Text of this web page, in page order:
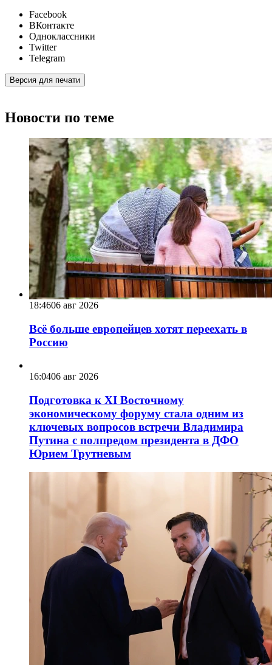
Facebook
ВКонтакте
Одноклассники
Twitter
Telegram
Версия для печати
Новости по теме
18:4606 авг 2026
Всё больше европейцев хотят переехать в
Россию
16:0406 авг 2026
Подготовка к XI Восточному
экономическому форуму стала одним из
ключевых вопросов встречи Владимира
Путина с полпредом президента в ДФО
Юрием Трутневым